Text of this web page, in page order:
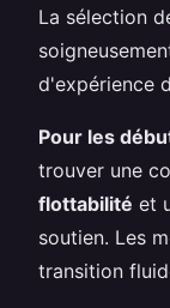
La sélection
d'expérience
Pour les
trouver une
flottabilité et
soutien. Les
transition